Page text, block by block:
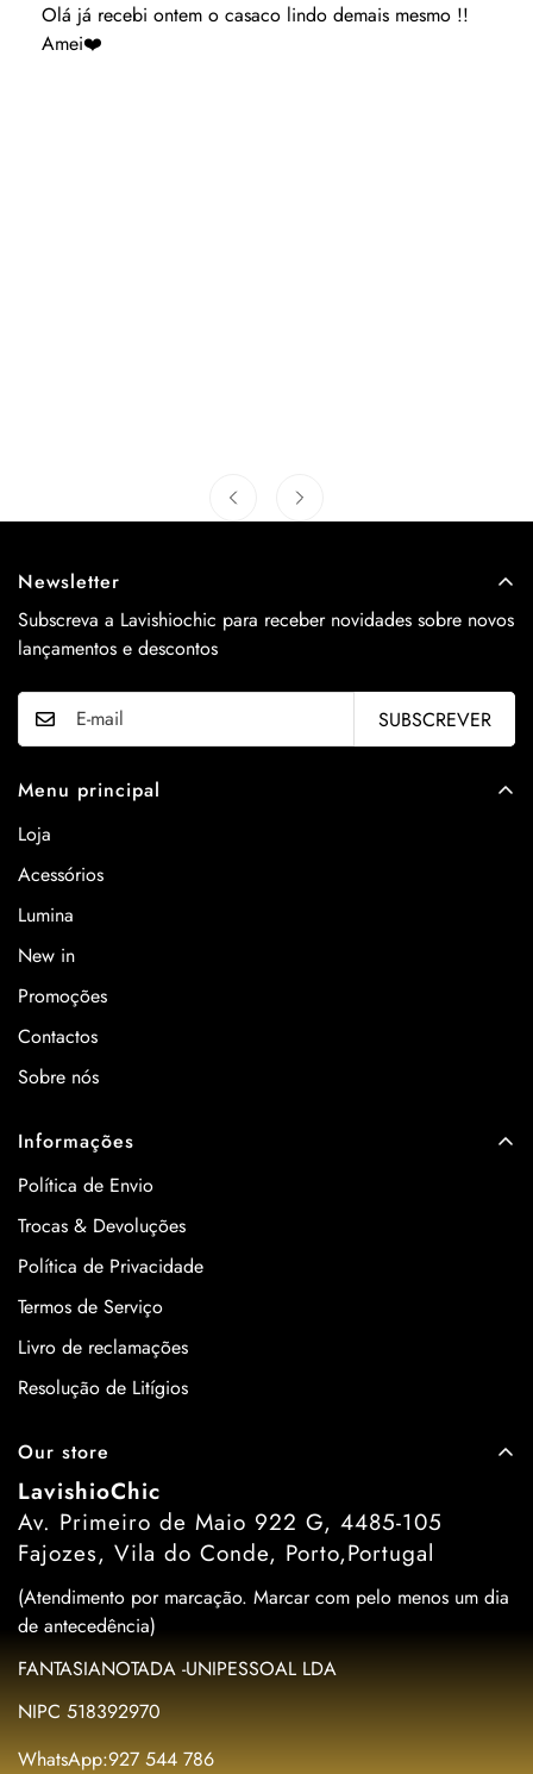
Es muito atenciosa ganhaste uma cliente podes ter
acerteza
Newsletter
Subscreva a Lavishiochic para receber novidades sobre novos
lançamentos e descontos
SUBSCREVER
Menu principal
Loja
Acessórios
Lumina
New in
Promoções
Contactos
Sobre nós
Informações
Política de Envio
Trocas & Devoluções
Política de Privacidade
Termos de Serviço
Livro de reclamações
Resolução de Litígios
Our store
LavishioChic
Av. Primeiro de Maio 922 G, 4485-105
Fajozes, Vila do Conde, Porto,Portugal
(Atendimento por marcação. Marcar com pelo menos um dia
de antecedência)
FANTASIANOTADA -UNIPESSOAL LDA
NIPC 518392970
WhatsApp:927 544 786